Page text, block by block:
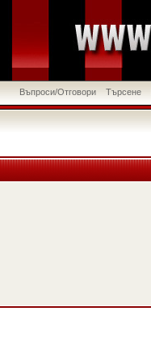
Въпроси/Отговори Търсене